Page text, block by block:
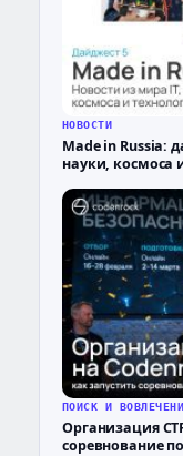
НОВОСТИ
Made in Russia:
науки, космоса
ПОИСК И
Организация
соревнование